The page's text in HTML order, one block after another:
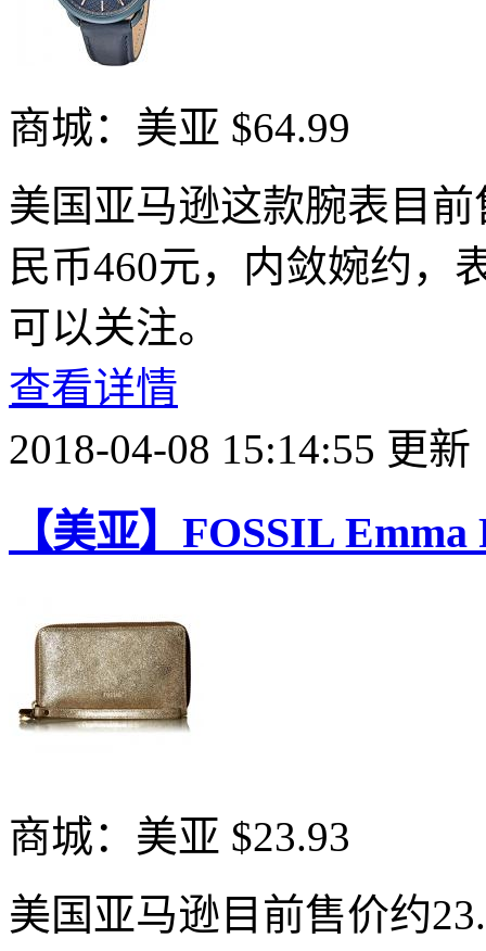
商城：美亚 $64.99
美国亚马逊这款腕表目
民币460元，内敛婉约，
可以关注。
查看详情
2018-04-08 15:14:55 更新
【美亚】FOSSIL
商城：美亚 $23.93
美国亚马逊目前售价约